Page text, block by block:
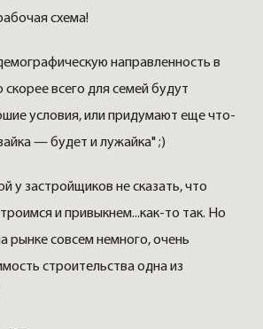
схема!
направленность в
скорее всего для семей будут
условия, или придумают еще что-
— будет и лужайка" ;)
у застройщиков не сказать, что
и привыкнем...как-то так. Но
рынке совсем немного, очень
строительства одна из